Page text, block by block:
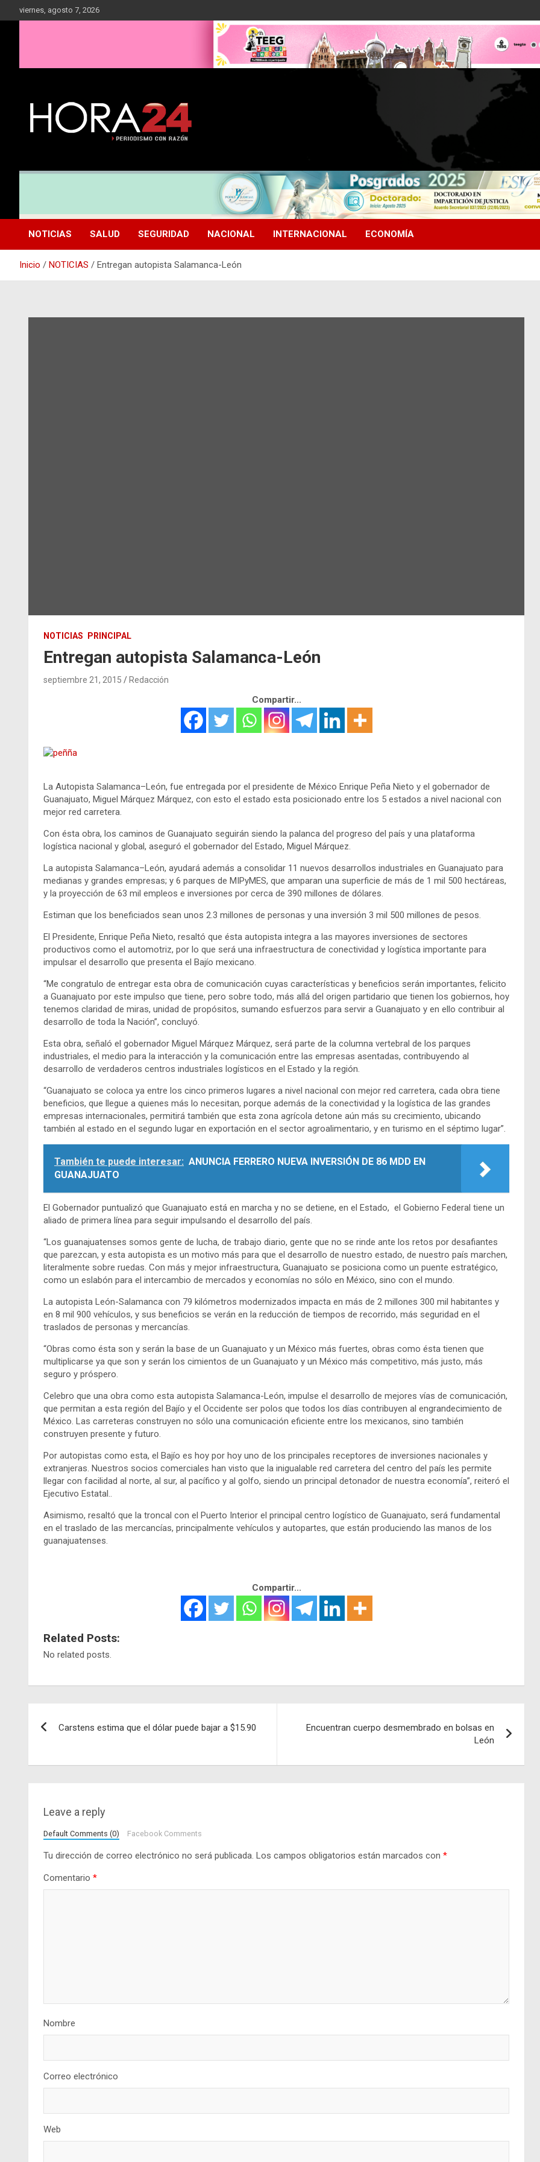
al
viernes, agosto 7, 2026
NOTICIAS SALUD SEGURIDAD NACIONAL INTERNACIONAL ECONOMÍA
Inicio NOTICIAS Entregan autopista Salamanca-León
NOTICIAS PRINCIPAL
Entregan autopista Salamanca-León
septiembre 21, 2015 Redacción
Compartir...
La Autopista Salamanca–León, fue entregada por el presidente de México Enrique Peña Nieto y el gobernador de
Guanajuato, Miguel Márquez Márquez, con esto el estado esta posicionado entre los 5 estados a nivel nacional con
mejor red carretera.
Con ésta obra, los caminos de Guanajuato seguirán siendo la palanca del progreso del país y una plataforma
logística nacional y global, aseguró el gobernador del Estado, Miguel Márquez.
La autopista Salamanca–León, ayudará además a consolidar 11 nuevos desarrollos industriales en Guanajuato para
medianas y grandes empresas; y 6 parques de MIPyMES, que amparan una superficie de más de 1 mil 500 hectáreas,
y la proyección de 63 mil empleos e inversiones por cerca de 390 millones de dólares.
Estiman que los beneficiados sean unos 2.3 millones de personas y una inversión 3 mil 500 millones de pesos.
El Presidente, Enrique Peña Nieto, resaltó que ésta autopista integra a las mayores inversiones de sectores
productivos como el automotriz, por lo que será una infraestructura de conectividad y logística importante para
impulsar el desarrollo que presenta el Bajío mexicano.
“Me congratulo de entregar esta obra de comunicación cuyas características y beneficios serán importantes, felicito
a Guanajuato por este impulso que tiene, pero sobre todo, más allá del origen partidario que tienen los gobiernos, hoy
tenemos claridad de miras, unidad de propósitos, sumando esfuerzos para servir a Guanajuato y en ello contribuir al
desarrollo de toda la Nación”, concluyó.
Esta obra, señaló el gobernador Miguel Márquez Márquez, será parte de la columna vertebral de los parques
industriales, el medio para la interacción y la comunicación entre las empresas asentadas, contribuyendo al
desarrollo de verdaderos centros industriales logísticos en el Estado y la región.
“Guanajuato se coloca ya entre los cinco primeros lugares a nivel nacional con mejor red carretera, cada obra tiene
beneficios, que llegue a quienes más lo necesitan, porque además de la conectividad y la logística de las grandes
empresas internacionales, permitirá también que esta zona agrícola detone aún más su crecimiento, ubicando
también al estado en el segundo lugar en exportación en el sector agroalimentario, y en turismo en el séptimo lugar”.
También te puede interesar: ANUNCIA FERRERO NUEVA INVERSIÓN DE 86 MDD EN
GUANAJUATO
El Gobernador puntualizó que Guanajuato está en marcha y no se detiene, en el Estado, el Gobierno Federal tiene un
aliado de primera línea para seguir impulsando el desarrollo del país.
“Los guanajuatenses somos gente de lucha, de trabajo diario, gente que no se rinde ante los retos por desafiantes
que parezcan, y esta autopista es un motivo más para que el desarrollo de nuestro estado, de nuestro país marchen,
literalmente sobre ruedas. Con más y mejor infraestructura, Guanajuato se posiciona como un puente estratégico,
como un eslabón para el intercambio de mercados y economías no sólo en México, sino con el mundo.
La autopista León-Salamanca con 79 kilómetros modernizados impacta en más de 2 millones 300 mil habitantes y
en 8 mil 900 vehículos, y sus beneficios se verán en la reducción de tiempos de recorrido, más seguridad en el
traslados de personas y mercancías.
“Obras como ésta son y serán la base de un Guanajuato y un México más fuertes, obras como ésta tienen que
multiplicarse ya que son y serán los cimientos de un Guanajuato y un México más competitivo, más justo, más
seguro y próspero.
Celebro que una obra como esta autopista Salamanca-León, impulse el desarrollo de mejores vías de comunicación,
que permitan a esta región del Bajío y el Occidente ser polos que todos los días contribuyen al engrandecimiento de
México. Las carreteras construyen no sólo una comunicación eficiente entre los mexicanos, sino también
construyen presente y futuro.
Por autopistas como esta, el Bajío es hoy por hoy uno de los principales receptores de inversiones nacionales y
extranjeras. Nuestros socios comerciales han visto que la inigualable red carretera del centro del país les permite
llegar con facilidad al norte, al sur, al pacífico y al golfo, siendo un principal detonador de nuestra economía”, reiteró el
Ejecutivo Estatal..
Asimismo, resaltó que la troncal con el Puerto Interior el principal centro logístico de Guanajuato, será fundamental
en el traslado de las mercancías, principalmente vehículos y autopartes, que están produciendo las manos de los
guanajuatenses.
Compartir...
Related Posts:
No related posts.
entradas
Carstens estima que el dólar puede bajar a $15.90
Encuentran cuerpo desmembrado en bolsas en
León
Leave a reply
Default Comments (0) Facebook Comments
Tu dirección de correo electrónico no será publicada. Los campos obligatorios están marcados con *
Comentario *
Nombre
Correo electrónico
Web